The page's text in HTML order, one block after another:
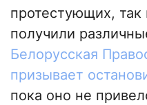
протестующих, так
получили
Белорусская
призывает
пока оно не